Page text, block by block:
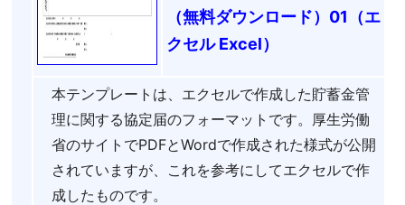
（無料ダウンロード）01（エ
クセル Excel）
本テンプレートは、エクセルで作成した貯蓄金管
理に関する協定届のフォーマットです。厚生労働
省のサイトでPDFとWordで作成された様式が公開
されていますが、これを参考にしてエクセルで作
成したものです。